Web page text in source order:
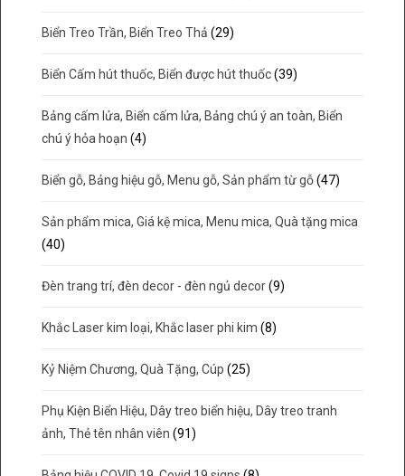
Biển Treo Trần, Biển Treo Thả (29)
Biển Cấm hút thuốc, Biển được hút thuốc (39)
Bảng cấm lửa, Biển cấm lửa, Bảng chú ý an toàn, Biển
chú ý hỏa hoạn (4)
Biển gỗ, Bảng hiệu gỗ, Menu gỗ, Sản phẩm từ gỗ (47)
Sản phẩm mica, Giá kệ mica, Menu mica, Quà tặng mica
(40)
Đèn trang trí, đèn decor - đèn ngủ decor (9)
Khắc Laser kim loại, Khắc laser phi kim (8)
Kỷ Niệm Chương, Quà Tặng, Cúp (25)
Phụ Kiện Biển Hiệu, Dây treo biển hiệu, Dây treo tranh
ảnh, Thẻ tên nhân viên (91)